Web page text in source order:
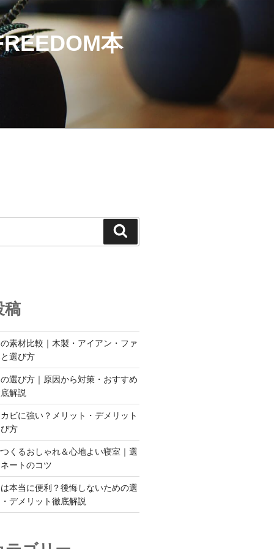
本
索
稿
素材比較｜木製・アイアン・ファ
選び方
選び方｜原因から対策・おすすめ
解説
ビに強い？メリット・デメリット
方
くるおしゃれ＆心地よい寝室｜選
ートのコツ
本当に便利？後悔しないための選
デメリット徹底解説